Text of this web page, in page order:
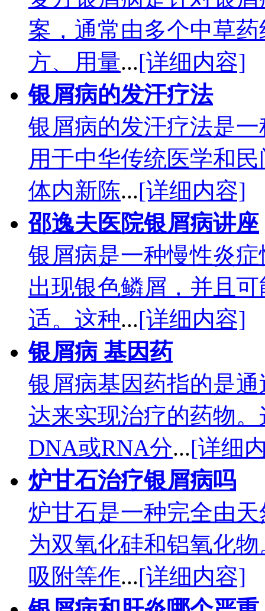
案，通常由多个中草
方、用量...[详细内容]
银屑病的发汗疗法
银屑病的发汗疗法是
用于中华传统医学和
体内新陈...[详细内容]
邵逸夫医院银屑病讲座
银屑病是一种慢性炎
出现银色鳞屑，并且
适。这种...[详细内容]
银屑病 基因药
银屑病基因药指的是
达来实现治疗的药物
DNA或RNA分...[详细
炉甘石治疗银屑病吗
炉甘石是一种完全由
为双氧化硅和铝氧化
吸附等作...[详细内容]